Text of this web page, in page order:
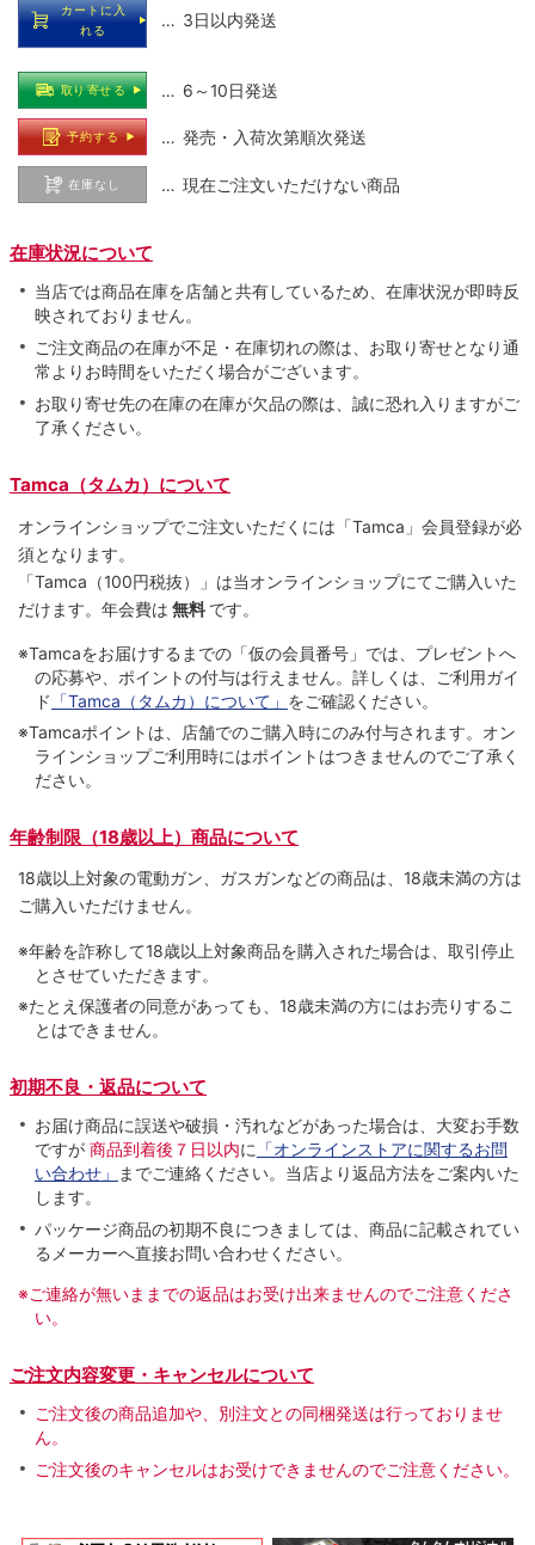
カートに入
れる
… 3日以内発送
取り寄せる … 6～10日発送
予約する … 発売・入荷次第順次発送
在庫なし … 現在ご注文いただけない商品
在庫状況について
当店では商品在庫を店舗と共有しているため、在庫状況が即時反
映されておりません。
ご注文商品の在庫が不足・在庫切れの際は、お取り寄せとなり通
常よりお時間をいただく場合がございます。
お取り寄せ先の在庫の在庫が欠品の際は、誠に恐れ入りますがご
了承ください。
Tamca（タムカ）について
オンラインショップでご注⽂いただくには「Tamca」会員登録が必
須となります。
「Tamca （100円税抜）
」は当オンラインショップにてご購⼊いた
だけます。 年会費は 無料 です。
※Tamcaをお届けするまでの「仮の会員番号」では、プレゼントへ
の応募や、ポイントの付与は⾏えません。詳しくは、ご利⽤ガイ
ド 「Tamca（タムカ）について」 をご確認ください。
※Tamcaポイントは、店舗でのご購⼊時にのみ付与されます。オン
ラインショップご利用時にはポイントはつきませんのでご了承く
ださい。
年齢制限（18歳以上）商品について
18歳以上対象の電動ガン、ガスガンなどの商品は、18歳未満の方は
ご購入いただけません。
※年齢を詐称して18歳以上対象商品を購入された場合は、取引停止
とさせていただきます。
※たとえ保護者の同意があっても、18歳未満の方にはお売りするこ
とはできません。
初期不良・返品について
お届け商品に誤送や破損・汚れなどがあった場合は、大変お手数
ですが 商品到着後７日以内に 「オンラインストアに関するお問
い合わせ」
までご連絡ください。当店より返品方法をご案内いた
します。
パッケージ商品の初期不良につきましては、商品に記載されてい
るメーカーへ直接お問い合わせください。
※ご連絡が無いままでの返品はお受け出来ませんのでご注意くださ
い。
ご注文内容変更・キャンセルについて
ご注文後の商品追加や、別注文との同梱発送は行っておりませ
ん。
ご注文後のキャンセルはお受けできませんのでご注意ください。